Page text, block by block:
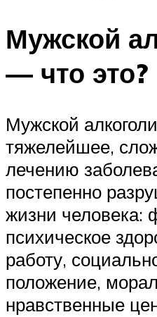
Мужской
— что это?
Мужской
тяжелейшее,
лечению
постепенно
жизни человека:
психическое
работу,
положение,
нравственные